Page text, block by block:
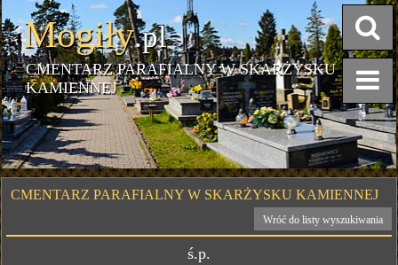
Mogiły.pl
CMENTARZ PARAFIALNY W SKARŻYSKU
KAMIENNEJ
CMENTARZ PARAFIALNY W SKARŻYSKU KAMIENNEJ
Wróć do listy wyszukiwania
ś.p.